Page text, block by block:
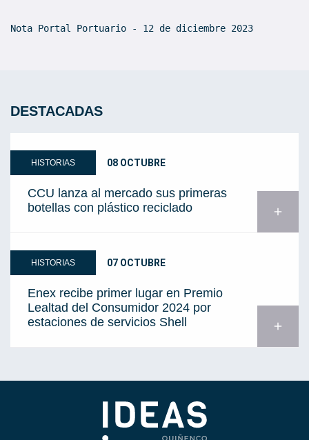
Nota Portal Portuario - 12 de diciembre 2023
DESTACADAS
HISTORIAS 08 OCTUBRE
CCU lanza al mercado sus primeras
botellas con plástico reciclado
add
HISTORIAS 07 OCTUBRE
Enex recibe primer lugar en Premio
Lealtad del Consumidor 2024 por
estaciones de servicios Shell
add